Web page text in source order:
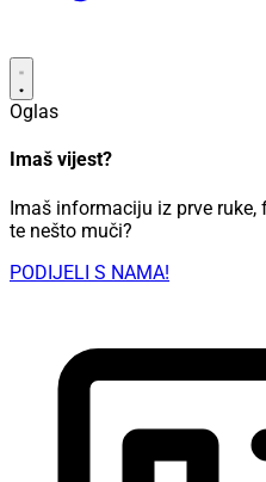
Oglas
Imaš vijest?
Imaš informaciju iz prve
te nešto muči?
PODIJELI S NAMA!